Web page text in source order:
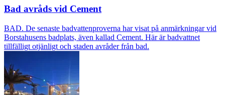
Bad avråds vid Cement
BAD. De senaste badvattenproverna har visat på anmärkningar vid
Borstahusens badplats, även kallad Cement. Här är badvattnet
tillfälligt otjänligt och staden avråder från bad.